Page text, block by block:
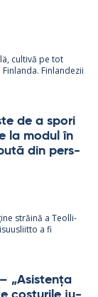
cul­tivă pe tot
Fin­lan­dezii
de a spori
la mo­dul în
din pers­
străină a Teol­li­
a fi
„Asis­tența